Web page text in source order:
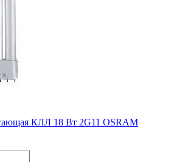
КЛЛ 18 Вт 2G11 OSRAM